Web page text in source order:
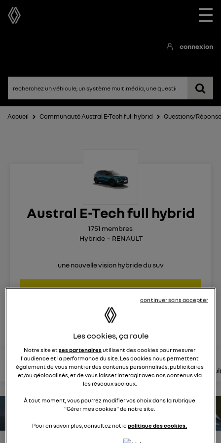
☰
connexion
Accueil Communauté Austral E-Tech full hybrid Questions/
Austral E-Tech full hybrid
Hybride RENAULT
1751 membres
une nouvelle vision hybride du suv
posez une question
rejoignez
lire les questions lire les articles consultez la brochure
estimez votre autonomie
Les cookies, ça roule
Notre site etses partenairesutilisent des cookies pour mesurer
l'audience et la performance du site. Les cookies nous permettent
également de vous montrer des contenus personnalisés, publicitaires
et/ou géolocalisés, et de vous laisser interagir avec nos contenus via
les réseaux sociaux.
À tout moment, vous pourrez modifier vos choix dans la rubrique
"Gérer mes cookies" de notre site.
Pour en savoir plus, consultez notrepolitique des cookies.
continuer sans accepter